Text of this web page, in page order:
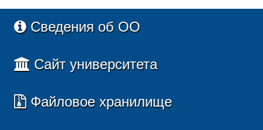
Сведения об ОО
Сайт университета
Файловое хранилище